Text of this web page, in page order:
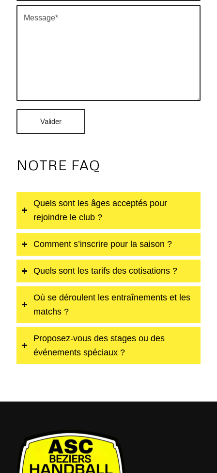
NOTRE FAQ
Quels sont les âges acceptés pour
rejoindre le club ?
Comment s’inscrire pour la saison ?
Quels sont les tarifs des cotisations ?
Où se déroulent les entraînements et les
matchs ?
Proposez-vous des stages ou des
événements spéciaux ?